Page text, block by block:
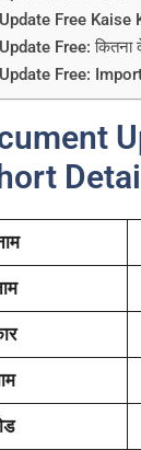
Free Kaise
Free: कितना
Free: